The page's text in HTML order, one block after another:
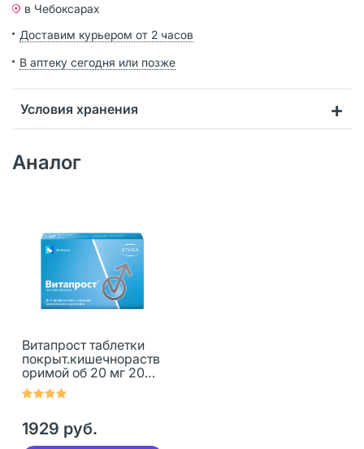
в Чебоксарах
Доставим курьером от 2 часов
В аптеку сегодня или позже
Условия хранения
Аналог
Витапрост таблетки
покрыт.кишечнораств
оримой об 20 мг 20
шт
1929 руб.